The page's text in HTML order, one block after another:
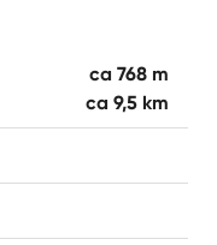
ca 768 m
ca 9,5 km